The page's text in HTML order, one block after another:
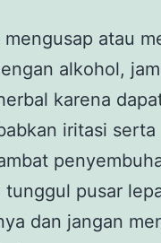
mengusap atau
alkohol,
karena
iritasi serta
tunggul pusar
dan jangan